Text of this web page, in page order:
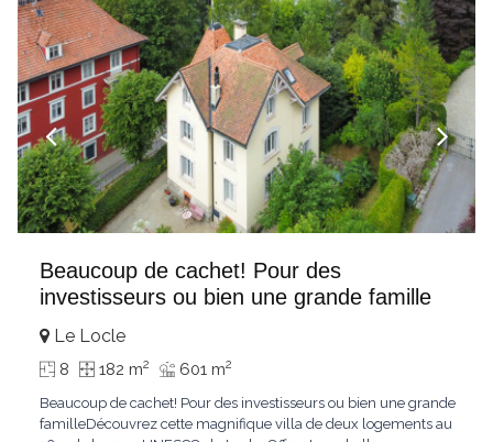
Beaucoup de cachet! Pour des
investisseurs ou bien une grande famille
Le Locle
8 182 m2 601 m2
Beaucoup de cachet! Pour des investisseurs ou bien une grande
familleDécouvrez cette magnifique villa de deux logements au